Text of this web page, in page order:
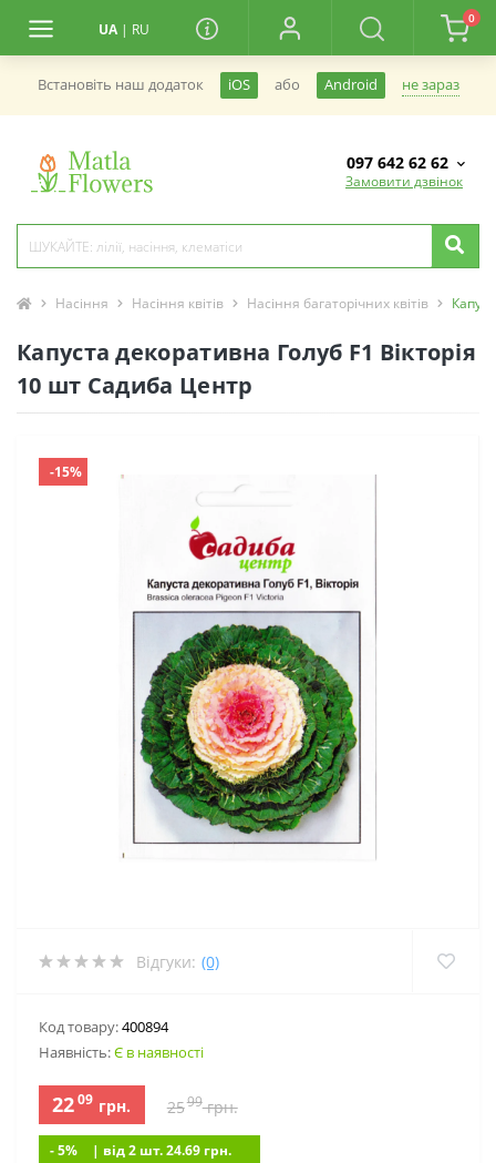
UA | RU
0
Встановiть наш додаток iOS або Android не зараз
097 642 62 62
Замовити дзвінок
Насіння Насіння квітів Насіння багаторічних квітів
Капуста декоративна Голуб F1 Вікторія
10 шт Садиба Центр
-15%
Відгуки: (0)
Код товару:400894
Наявність:Є в наявності
2209 грн. 2599грн.
- 5% | вiд 2 шт. 24.69 грн.